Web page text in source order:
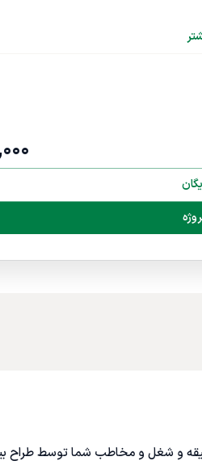
و شغل و مخاطب شما توسط طراح بین